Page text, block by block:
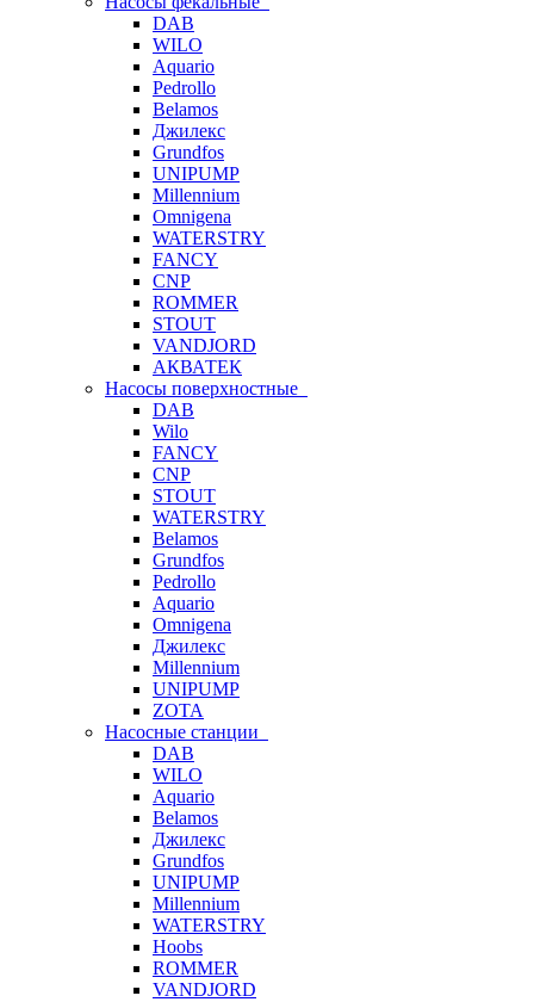
DAB
WILO
Aquario
Pedrollo
Belamos
Джилекс
Grundfos
UNIPUMP
Millennium
Omnigena
WATERSTRY
FANCY
CNP
ROMMER
STOUT
VANDJORD
АКВАТЕК
Насосы поверхностные
DAB
Wilo
FANCY
CNP
STOUT
WATERSTRY
Belamos
Grundfos
Pedrollo
Aquario
Omnigena
Джилекс
Millennium
UNIPUMP
ZOTA
Насосные станции
DAB
WILO
Aquario
Belamos
Джилекс
Grundfos
UNIPUMP
Millennium
WATERSTRY
Hoobs
ROMMER
VANDJORD